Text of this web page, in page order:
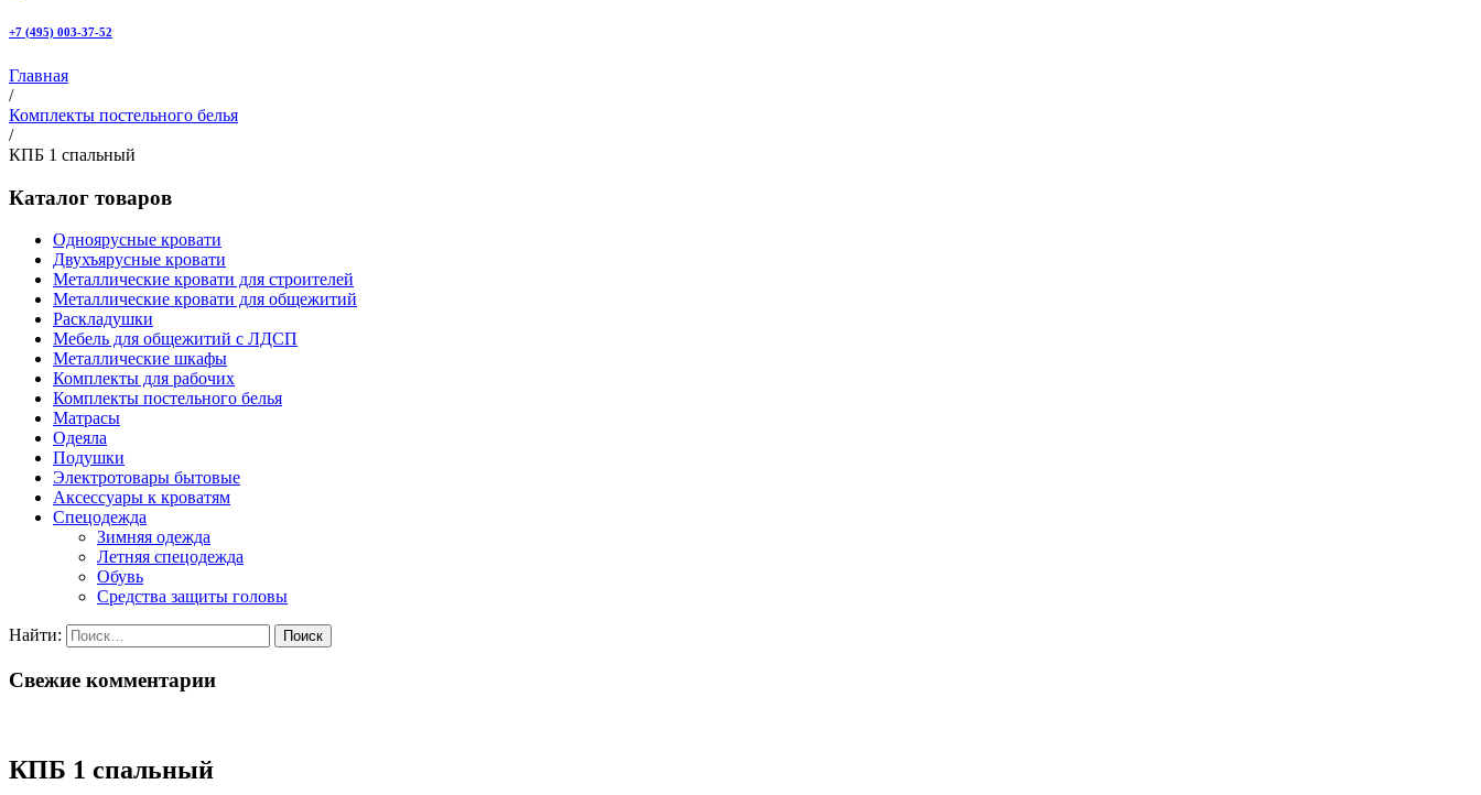
+7 (495) 003-37-52
Главная
/
Комплекты постельного белья
/
КПБ 1 спальный
Каталог товаров
Одноярусные кровати
Двухъярусные кровати
Металлические кровати для строителей
Металлические кровати для общежитий
Раскладушки
Мебель для общежитий с ЛДСП
Металлические шкафы
Комплекты для рабочих
Комплекты постельного белья
Матрасы
Одеяла
Подушки
Электротовары бытовые
Аксессуары к кроватям
Спецодежда
Зимняя одежда
Летняя спецодежда
Обувь
Средства защиты головы
Найти:
Свежие комментарии
КПБ 1 спальный